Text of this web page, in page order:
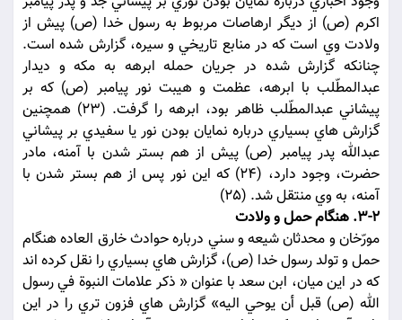
اکرم (ص) از ديگر ارهاصات مربوط به رسول خدا (ص) پيش از
ولادت وي است که در منابع تاريخي و سيره، گزارش شده است.
چنانکه گزارش شده در جريان حمله ابرهه به مکه و ديدار
عبدالمطّلب با ابرهه، عظمت و هيبت نور پيامبر (ص) که بر
پيشاني عبدالمطّلب ظاهر بود، ابرهه را گرفت. (23) همچنين
گزارش هاي بسياري درباره نمايان بودن نور يا سفيدي بر پيشاني
عبدالله پدر پيامبر (ص) پيش از هم بستر شدن با آمنه، مادر
حضرت، وجود دارد، (24) که اين نور پس از هم بستر شدن با
آمنه، به وي منتقل شد. (25)
3-2. هنگام حمل و ولادت
مورّخان و محدثان شيعه و سني درباره حوادث خارق العاده هنگام
حمل و تولد رسول خدا (ص)، گزارش هاي بسياري را نقل کرده اند
که در اين ميان، ابن سعد با عنوان « ذکر علامات النبوة في رسول
الله (ص) قبل أن يوحي اليه» گزارش هاي فزون تري را در اين